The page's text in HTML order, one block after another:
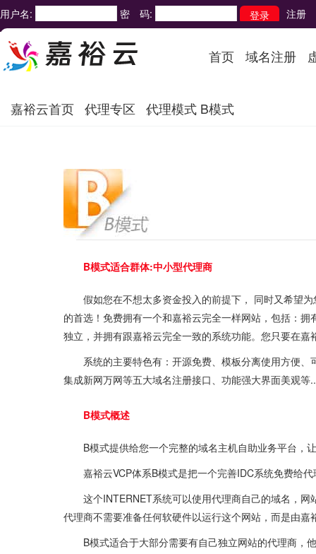
用户名: 密 码: 注册
首页 域名注册
嘉裕云首页 代理专区 代理模式 B模式
B模式适合群体:中小型代理商
假如您在不想太多资金投入的前提下， 同时又希望
的首选！ 免费拥有一个和嘉裕云完全一样网站，包括：
独立，并拥有跟嘉裕云完全一致的系统功能。您只要在
系统的主要特色有：开源免费、模板分离使用方便
集成新网万网等五大域名注册接口、功能强大界面美观等
B模式概述
B模式提供给您一个完整的域名主机自助业务平台，
嘉裕云VCP体系B模式是把一个完善IDC系统免费给
这个INTERNET系统可以使用代理商自己的域名，
代理商不需要准备任何软硬件以运行这个网站，而是由嘉
B模式适合于大部分需要有自己独立网站的代理商，